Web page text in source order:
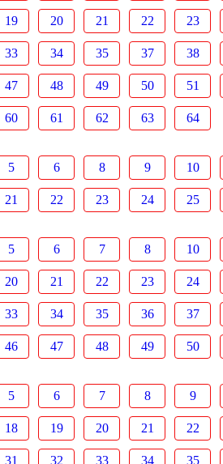
19 20 21 22 23
33 34 35 37 38
47 48 49 50 51
60 61 62 63 64
5 6 8 9 10
21 22 23 24 25
5 6 7 8 10
20 21 22 23 24
33 34 35 36 37
46 47 48 49 50
5 6 7 8 9
18 19 20 21 22
31 32 33 34 35